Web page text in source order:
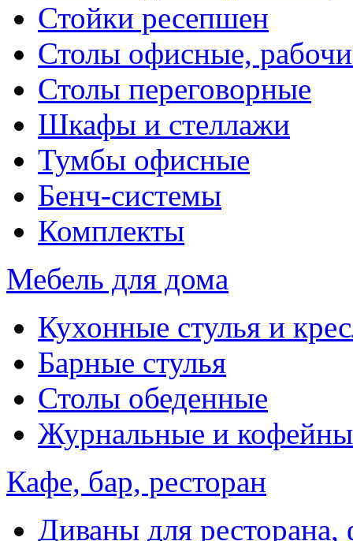
Стойки ресепшен
Столы офисные,
Столы переговорные
Шкафы и стеллажи
Тумбы офисные
Бенч-системы
Комплекты
Мебель для дома
Кухонные стулья и
Барные стулья
Столы обеденные
Журнальные и
Кафе, бар, ресторан
Диваны для ресторана,